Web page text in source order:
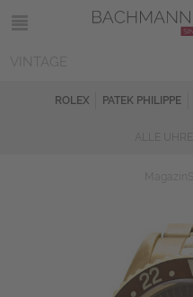
ROLEX PATEK PHILIPPE